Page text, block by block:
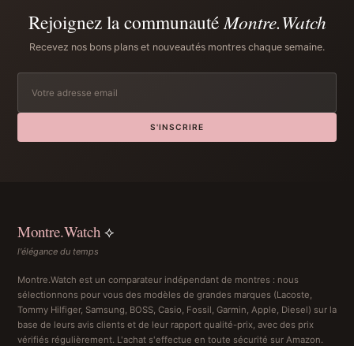
Rejoignez la communautéMontre.Watch
Recevez nos bons plans et nouveautés montres chaque semaine.
S'INSCRIRE
Montre.Watch ⟡
l'élégance du temps
Montre.Watch est un comparateur indépendant de montres : nous
sélectionnons pour vous des modèles de grandes marques (Lacoste,
Tommy Hilfiger, Samsung, BOSS, Casio, Fossil, Garmin, Apple, Diesel) sur la
base de leurs avis clients et de leur rapport qualité-prix, avec des prix
vérifiés régulièrement. L'achat s'effectue en toute sécurité sur Amazon.